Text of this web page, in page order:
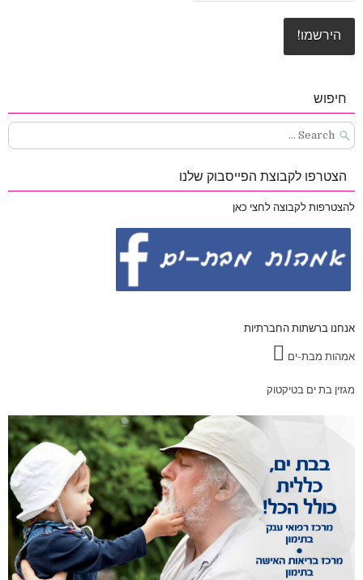
חיפוש
Search
for:
הצטרפו לקבוצת הפייסבוק שלנו
להצטרפות לקבוצה לחצי כאן
אנחנו ברשתות החברתיות
אמהות מבת-ים
מגזין בת ים בטיקטוק